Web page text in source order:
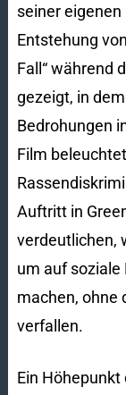
seiner
Entstehung
Fall“ während
gezeigt, in
Bedrohungen
Film
Auftritt in
verdeutlichen,
um auf
machen, ohne
verfallen.
Ein